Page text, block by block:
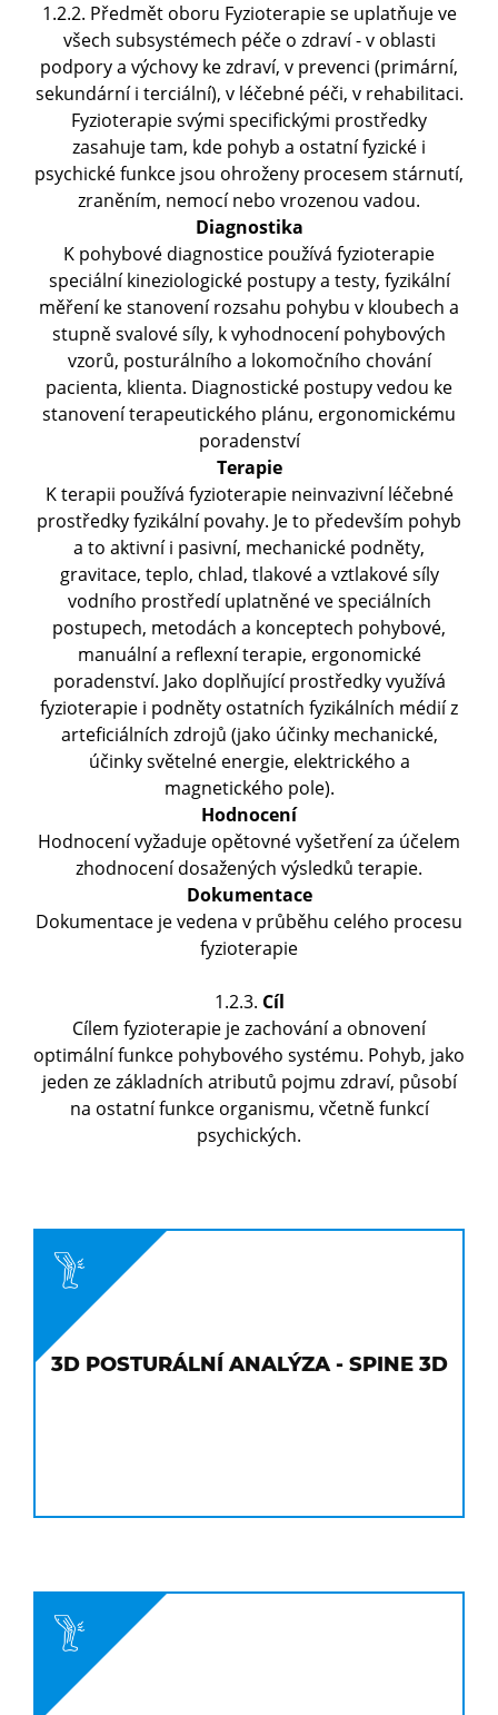
1.2.2. Předmět oboru Fyzioterapie se uplatňuje ve
všech subsystémech péče o zdraví - v oblasti
podpory a výchovy ke zdraví, v prevenci (primární,
sekundární i terciální), v léčebné péči, v rehabilitaci.
Fyzioterapie svými specifickými prostředky
zasahuje tam, kde pohyb a ostatní fyzické i
psychické funkce jsou ohroženy procesem stárnutí,
zraněním, nemocí nebo vrozenou vadou.
Diagnostika
K pohybové diagnostice používá fyzioterapie
speciální kineziologické postupy a testy, fyzikální
měření ke stanovení rozsahu pohybu v kloubech a
stupně svalové síly, k vyhodnocení pohybových
vzorů, posturálního a lokomočního chování
pacienta, klienta. Diagnostické postupy vedou ke
stanovení terapeutického plánu, ergonomickému
poradenství
Terapie
K terapii používá fyzioterapie neinvazivní léčebné
prostředky fyzikální povahy. Je to především pohyb
a to aktivní i pasivní, mechanické podněty,
gravitace, teplo, chlad, tlakové a vztlakové síly
vodního prostředí uplatněné ve speciálních
postupech, metodách a konceptech pohybové,
manuální a reflexní terapie, ergonomické
poradenství. Jako doplňující prostředky využívá
fyzioterapie i podněty ostatních fyzikálních médií z
arteficiálních zdrojů (jako účinky mechanické,
účinky světelné energie, elektrického a
magnetického pole).
Hodnocení
Hodnocení vyžaduje opětovné vyšetření za účelem
zhodnocení dosažených výsledků terapie.
Dokumentace
Dokumentace je vedena v průběhu celého procesu
fyzioterapie
1.2.3. Cíl
Cílem fyzioterapie je zachování a obnovení
optimální funkce pohybového systému. Pohyb, jako
jeden ze základních atributů pojmu zdraví, působí
na ostatní funkce organismu, včetně funkcí
psychických.
3D POSTURÁLNÍ ANALÝZA - SPINE 3D